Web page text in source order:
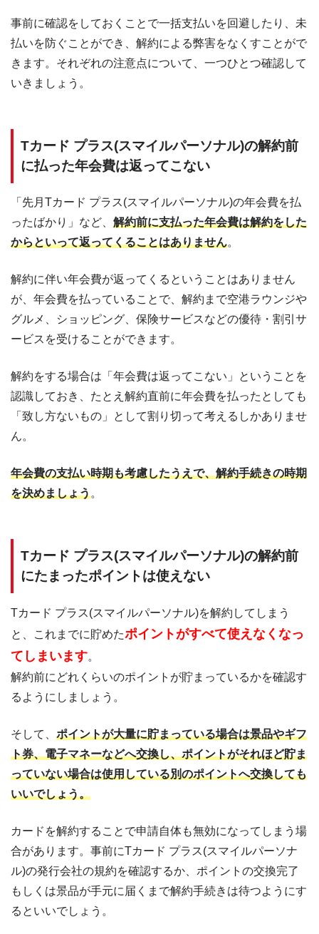
事前に確認をしておくことで一括支払いを回避したり、未
払いを防ぐことができ、解約による弊害をなくすことがで
きます。それぞれの注意点について、一つひとつ確認して
いきましょう。
Tカード プラス(スマイルパーソナル)の解約前
に払った年会費は返ってこない
「先月Tカード プラス(スマイルパーソナル)の年会費を払
ったばかり」など、 解約前に支払った年会費は解約をした
からといって返ってくることはありません。
解約に伴い年会費が返ってくるということはありません
が、年会費を払っていることで、解約まで空港ラウンジや
グルメ、ショッピング、保険サービスなどの優待・割引サ
ービスを受けることができます。
解約をする場合は「年会費は返ってこない」ということを
認識しておき、たとえ解約直前に年会費を払ったとしても
「致し方ないもの」として割り切って考えるしかありませ
ん。
年会費の支払い時期も考慮したうえで、解約手続きの時期
を決めましょう。
Tカード プラス(スマイルパーソナル)の解約前
にたまったポイントは使えない
Tカード プラス(スマイルパーソナル)を解約してしまう
と、これまでに貯めたポイントがすべて使えなくなっ
てしまいます。
解約前にどれくらいのポイントが貯まっているかを確認す
るようにしましょう。
そして、 ポイントが大量に貯まっている場合は景品やギフ
ト券、電子マネーなどへ交換し、ポイントがそれほど貯ま
っていない場合は使用している別のポイントへ交換しても
いいでしょう。
カードを解約することで申請自体も無効になってしまう場
合があります。事前にTカード プラス(スマイルパーソナ
ル)の発行会社の規約を確認するか、ポイントの交換完了
もしくは景品が手元に届くまで解約手続きは待つようにす
るといいでしょう。